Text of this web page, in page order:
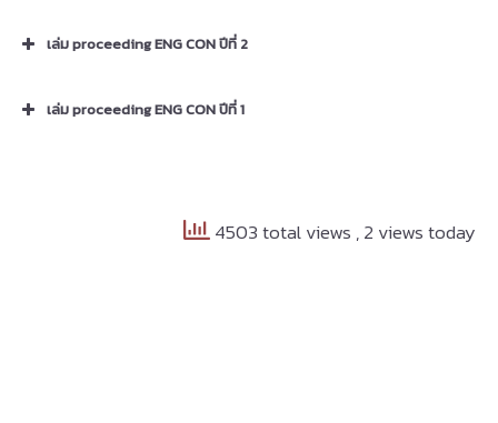
เล่ม proceeding ENG CON ปีที่ 2
เล่ม proceeding ENG CON ปีที่ 1
4503 total views , 2 views today